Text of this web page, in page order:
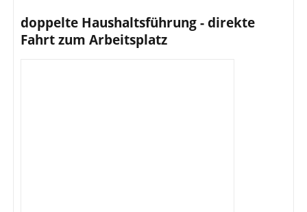
doppelte Haushaltsführung - direkte
Fahrt zum Arbeitsplatz